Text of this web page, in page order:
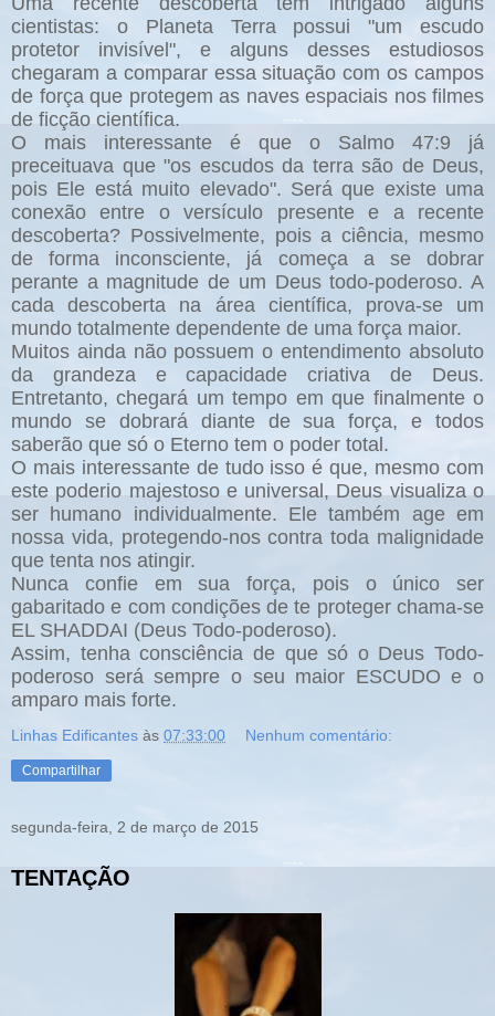
cientistas: o Planeta Terra possui "um escudo
protetor invisível", e alguns desses estudiosos
chegaram a comparar essa situação com os campos
de força que protegem as naves espaciais nos filmes
de ficção científica.
O mais interessante é que o Salmo 47:9 já
preceituava que "os escudos da terra são de Deus,
pois Ele está muito elevado". Será que existe uma
conexão entre o versículo presente e a recente
descoberta? Possivelmente, pois a ciência, mesmo
de forma inconsciente, já começa a se dobrar
perante a magnitude de um Deus todo-poderoso. A
cada descoberta na área científica, prova-se um
mundo totalmente dependente de uma força maior.
Muitos ainda não possuem o entendimento absoluto
da grandeza e capacidade criativa de Deus.
Entretanto, chegará um tempo em que finalmente o
mundo se dobrará diante de sua força, e todos
saberão que só o Eterno tem o poder total.
O mais interessante de tudo isso é que, mesmo com
este poderio majestoso e universal, Deus visualiza o
ser humano individualmente. Ele também age em
nossa vida, protegendo-nos contra toda malignidade
que tenta nos atingir.
Nunca confie em sua força, pois o único ser
gabaritado e com condições de te proteger chama-se
EL SHADDAI (Deus Todo-poderoso).
Assim, tenha consciência de que só o Deus Todo-
poderoso será sempre o seu maior ESCUDO e o
amparo mais forte.
Linhas Edificantes às 07:33:00 Nenhum comentário:
Compartilhar
segunda-feira, 2 de março de 2015
TENTAÇÃO